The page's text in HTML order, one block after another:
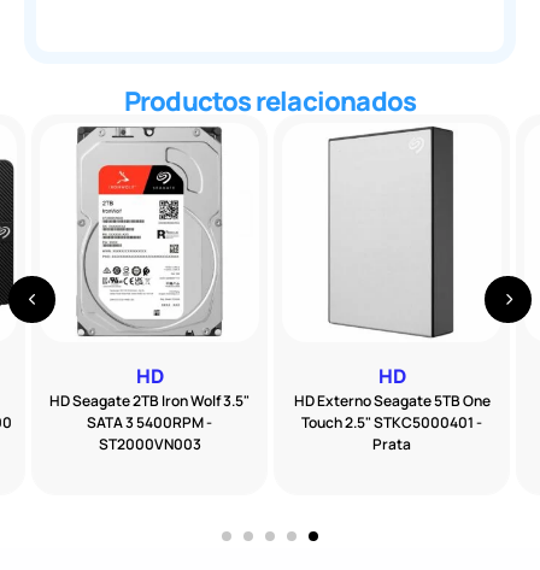
Productos relacionados
HD
HD Externo Seagate 5TB One
Touch 2.5" STKC5000401 -
Prata
HD
HD Seagate 2TB Iron Wolf 3.5"
SATA 3 5400RPM -
ST2000VN003